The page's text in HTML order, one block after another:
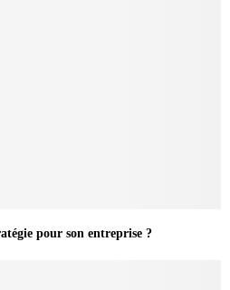
pour son entreprise ?